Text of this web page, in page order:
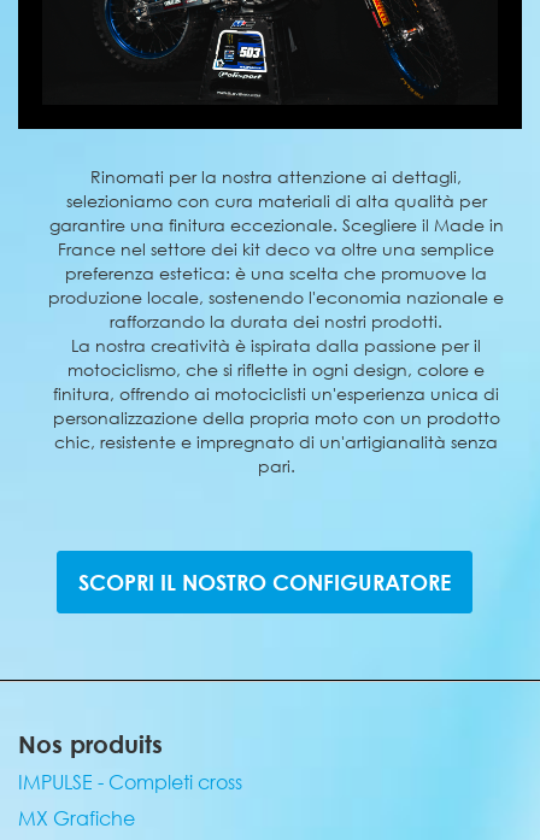
Rinomati per la nostra attenzione ai dettagli,
selezioniamo con cura materiali di alta qualità per
garantire una finitura eccezionale. Scegliere il Made in
France nel settore dei kit deco va oltre una semplice
preferenza estetica: è una scelta che promuove la
produzione locale, sostenendo l'economia nazionale e
rafforzando la durata dei nostri prodotti.
La nostra creatività è ispirata dalla passione per il
motociclismo, che si riflette in ogni design, colore e
finitura, offrendo ai motociclisti un'esperienza unica di
personalizzazione della propria moto con un prodotto
chic, resistente e impregnato di un'artigianalità senza
pari.
SCOPRI IL NOSTRO CONFIGURATORE
Nos produits
IMPULSE - Completi cross
MX Grafiche